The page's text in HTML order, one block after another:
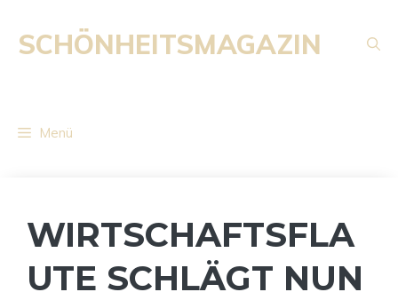
Inhalt
springen
SCHÖNHEITSMAGAZIN
Menü
WIRTSCHAFTSFLA
UTE SCHLÄGT NUN